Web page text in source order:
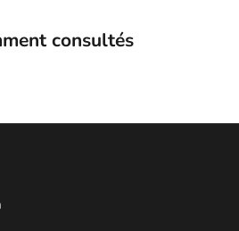
consultés